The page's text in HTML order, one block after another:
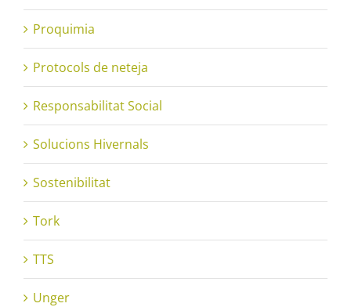
Proquimia
Protocols de neteja
Responsabilitat Social
Solucions Hivernals
Sostenibilitat
Tork
TTS
Unger